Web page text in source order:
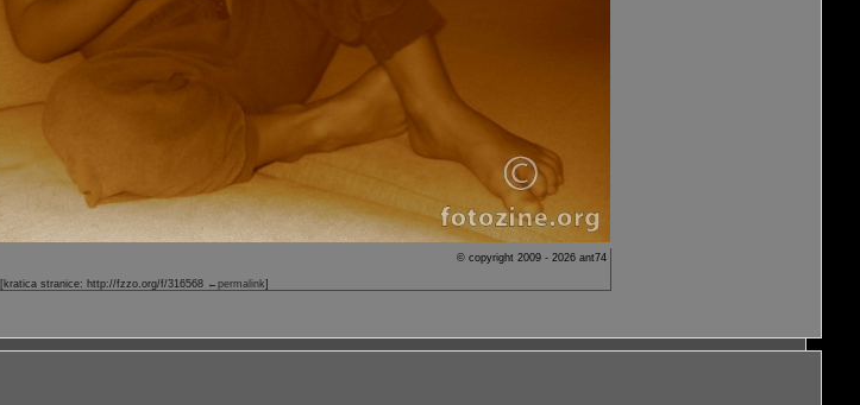
© copyright 2009 - 2026 ant74
[kratica stranice: http://fzzo.org/f/316568 ←permalink]